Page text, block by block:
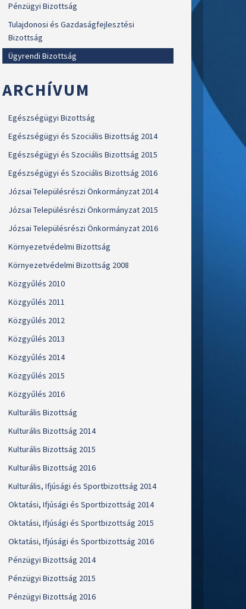
Pénzügyi Bizottság
Tulajdonosi és Gazdaságfejlesztési
Bizottság
Ügyrendi Bizottság
ARCHÍVUM
Egészségügyi Bizottság
Egészségügyi és Szociális Bizottság 2014
Egészségügyi és Szociális Bizottság 2015
Egészségügyi és Szociális Bizottság 2016
Józsai Településrészi Önkormányzat 2014
Józsai Településrészi Önkormányzat 2015
Józsai Településrészi Önkormányzat 2016
Környezetvédelmi Bizottság
Környezetvédelmi Bizottság 2008
Közgyűlés 2010
Közgyűlés 2011
Közgyűlés 2012
Közgyűlés 2013
Közgyűlés 2014
Közgyűlés 2015
Közgyűlés 2016
Kulturális Bizottság
Kulturális Bizottság 2014
Kulturális Bizottság 2015
Kulturális Bizottság 2016
Kulturális, Ifjúsági és Sportbizottság 2014
Oktatási, Ifjúsági és Sportbizottság 2014
Oktatási, Ifjúsági és Sportbizottság 2015
Oktatási, Ifjúsági és Sportbizottság 2016
Pénzügyi Bizottság 2014
Pénzügyi Bizottság 2015
Pénzügyi Bizottság 2016